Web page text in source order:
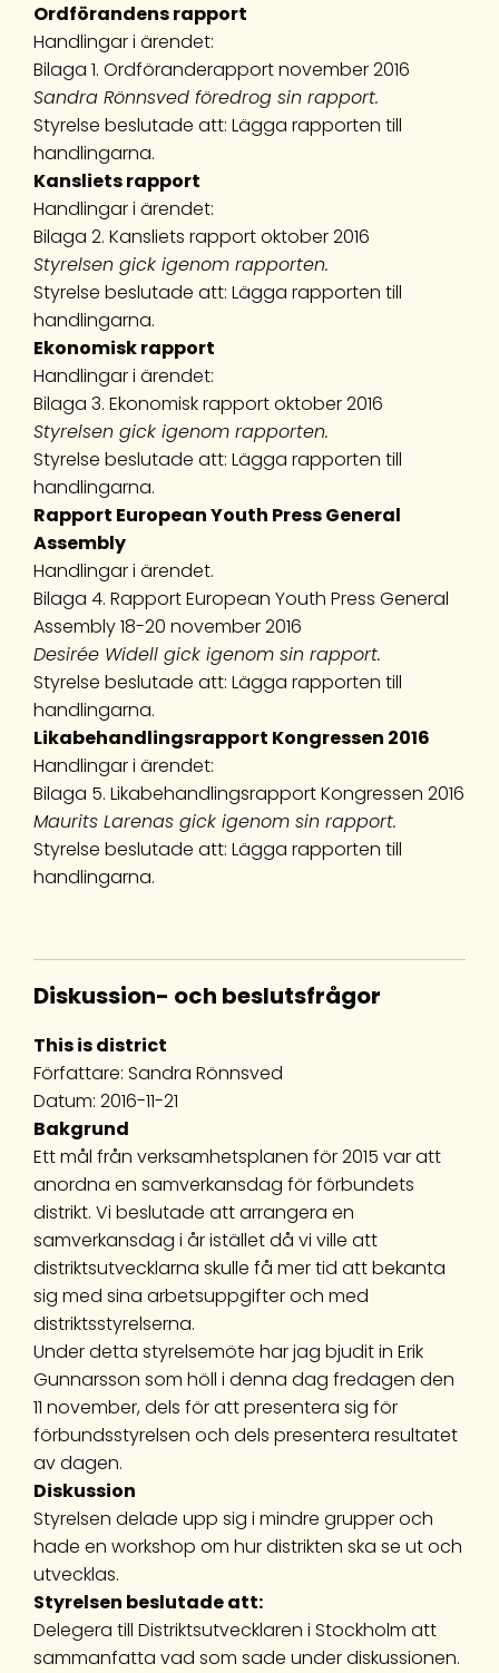
Ordförandens rapport
Handlingar i ärendet:
Bilaga 1. Ordföranderapport november 2016
Sandra Rönnsved föredrog sin rapport.
Styrelse beslutade att: Lägga rapporten till
handlingarna.
Kansliets rapport
Handlingar i ärendet:
Bilaga 2. Kansliets rapport oktober 2016
Styrelsen gick igenom rapporten.
Styrelse beslutade att: Lägga rapporten till
handlingarna.
Ekonomisk rapport
Handlingar i ärendet:
Bilaga 3. Ekonomisk rapport oktober 2016
Styrelsen gick igenom rapporten.
Styrelse beslutade att: Lägga rapporten till
handlingarna.
Rapport European Youth Press General
Assembly
Handlingar i ärendet.
Bilaga 4. Rapport European Youth Press General
Assembly 18-20 november 2016
Desirée Widell gick igenom sin rapport.
Styrelse beslutade att: Lägga rapporten till
handlingarna.
Likabehandlingsrapport Kongressen 2016
Handlingar i ärendet:
Bilaga 5. Likabehandlingsrapport Kongressen 2016
Maurits Larenas gick igenom sin rapport.
Styrelse beslutade att: Lägga rapporten till
handlingarna.
Diskussion- och beslutsfrågor
This is district
Författare: Sandra Rönnsved
Datum: 2016-11-21
Bakgrund
Ett mål från verksamhetsplanen för 2015 var att
anordna en samverkansdag för förbundets
distrikt. Vi beslutade att arrangera en
samverkansdag i år istället då vi ville att
distriktsutvecklarna skulle få mer tid att bekanta
sig med sina arbetsuppgifter och med
distriktsstyrelserna.
Under detta styrelsemöte har jag bjudit in Erik
Gunnarsson som höll i denna dag fredagen den
11 november, dels för att presentera sig för
förbundsstyrelsen och dels presentera resultatet
av dagen.
Diskussion
Styrelsen delade upp sig i mindre grupper och
hade en workshop om hur distrikten ska se ut och
utvecklas.
Styrelsen beslutade att:
Delegera till Distriktsutvecklaren i Stockholm att
sammanfatta vad som sade under diskussionen.